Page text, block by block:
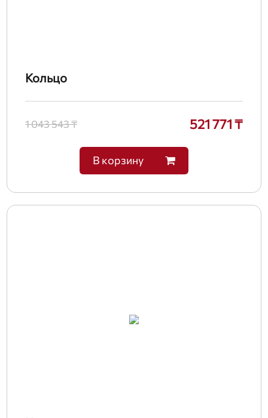
Кольцо
1 043 543 ₸ 521 771 ₸
В корзину